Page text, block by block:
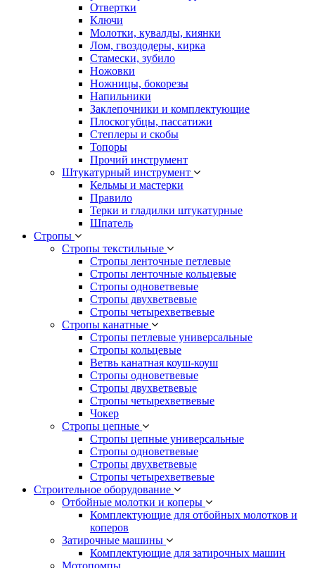
Отвертки
Ключи
Молотки, кувалды, киянки
Лом, гвоздодеры, кирка
Стамески, зубило
Ножовки
Ножницы, бокорезы
Напильники
Заклепочники и комплектующие
Плоскогубцы, пассатижи
Степлеры и скобы
Топоры
Прочий инструмент
Штукатурный инструмент
Кельмы и мастерки
Правило
Терки и гладилки штукатурные
Шпатель
Стропы
Стропы текстильные
Стропы ленточные петлевые
Стропы ленточные кольцевые
Стропы одноветвевые
Стропы двухветвевые
Стропы четырехветвевые
Стропы канатные
Стропы петлевые универсальные
Стропы кольцевые
Ветвь канатная коуш-коуш
Стропы одноветвевые
Стропы двухветвевые
Стропы четырехветвевые
Чокер
Стропы цепные
Стропы цепные универсальные
Стропы одноветвевые
Стропы двухветвевые
Стропы четырехветвевые
Строительное оборудование
Отбойные молотки и коперы
Комплектующие для отбойных молотков и
коперов
Затирочные машины
Комплектующие для затирочных машин